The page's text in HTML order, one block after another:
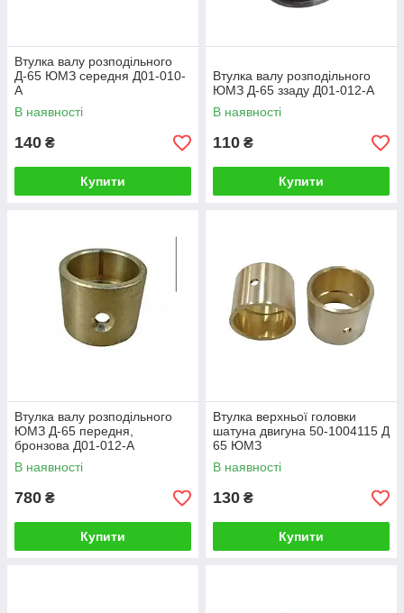
Втулка валу розподільного
Д-65 ЮМЗ середня Д01-010-
А
В наявності
140 ₴
Купити
Втулка валу розподільного
ЮМЗ Д-65 ззаду Д01-012-А
В наявності
110 ₴
Купити
Втулка валу розподільного
ЮМЗ Д-65 передня,
бронзова Д01-012-А
В наявності
780 ₴
Купити
Втулка верхньої головки
шатуна двигуна 50-1004115 Д
65 ЮМЗ
В наявності
130 ₴
Купити